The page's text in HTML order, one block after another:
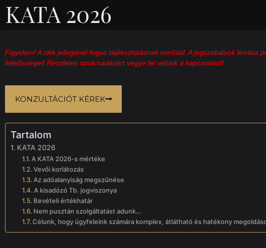
KATA 2026
Figyelem! A cikk jellegénél fogva tájékoztatásnak minősül. A jogszabályok
felelősséget! Részletes tanácsadásért vegye fel velünk a kapcsolatot!
KONZULTÁCIÓT KÉREK
Tartalom
KATA 2026
A KATA 2026-s mértéke
Vevői korlátozás
Az adóalanyiság megszűnése
A kisadózó Tb. jogviszonya
Bevételi értékhatár
Nem pusztán szolgáltatást adunk…
Célunk, hogy ügyfeleink számára komplex, átlátható és hatékony